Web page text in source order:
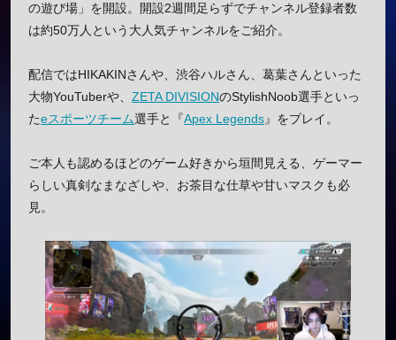
の遊び場」を開設。開設2週間足らずでチャンネル登録者数
は約50万人という大人気チャンネルをご紹介。
配信ではHIKAKINさんや、渋谷ハルさん、葛葉さんといった
大物YouTuberや、 ZETA DIVISIONのStylishNoob選手といっ
たeスポーツチーム選手と『Apex Legends』をプレイ。
ご本人も認めるほどのゲーム好きから垣間見える、ゲーマー
らしい真剣なまなざしや、お茶目な仕草や甘いマスクも必
見。